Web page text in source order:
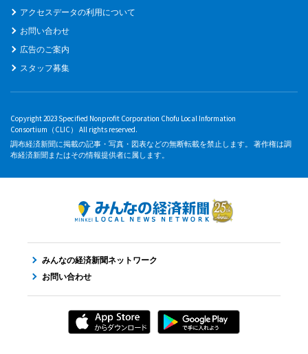
アクセスデータの利用について
お問い合わせ
広告のご案内
スタッフ募集
Copyright 2023 Specified Nonprofit Corporation Chofu Local Information
Consortium（CLIC） All rights reserved.
調布経済新聞に掲載の記事・写真・図表などの無断転載を禁止します。 著作権は調
布経済新聞またはその情報提供者に属します。
みんなの経済新聞ネットワーク
お問い合わせ